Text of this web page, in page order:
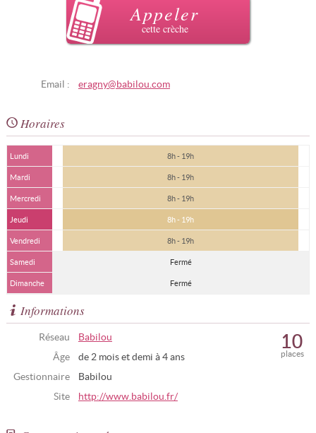
Appeler
cette crèche
Email : eragny@babilou.com
Horaires
Lundi 8h - 19h
Mardi 8h - 19h
Mercredi 8h - 19h
Jeudi 8h - 19h
Vendredi 8h - 19h
Samedi Fermé
Dimanche Fermé
Informations
Réseau
Babilou
Âge
de 2 mois et demi à 4 ans
Gestionnaire
Babilou
Site
http://www.babilou.fr/
places
10